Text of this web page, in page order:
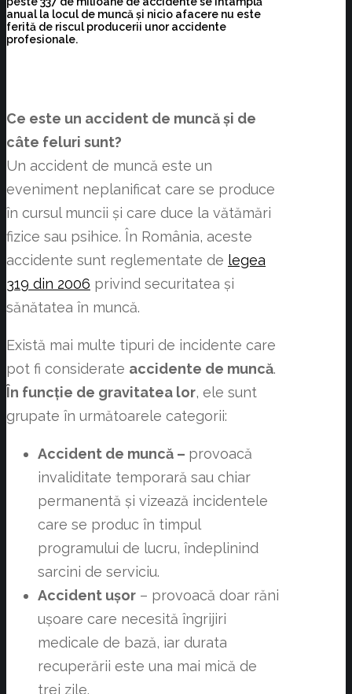
anual la locul de muncă și nicio afacere nu este
ferită de riscul producerii unor accidente
profesionale.
Ce este un accident de muncă și de
câte feluri sunt?
Un accident de muncă este un
eveniment neplanificat care se produce
în cursul muncii și care duce la vătămări
fizice sau psihice. În România, aceste
accidente sunt reglementate de legea
319 din 2006 privind securitatea și
sănătatea în muncă.
Există mai multe tipuri de incidente care
pot fi considerate accidente de muncă.
În funcție de gravitatea lor, ele sunt
grupate în următoarele categorii:
Accident de muncă – provoacă
invaliditate temporară sau chiar
permanentă și vizează incidentele
care se produc în timpul
programului de lucru, îndeplinind
sarcini de serviciu.
Accident ușor – provoacă doar răni
ușoare care necesită îngrijiri
medicale de bază, iar durata
recuperării este una mai mică de
trei zile.